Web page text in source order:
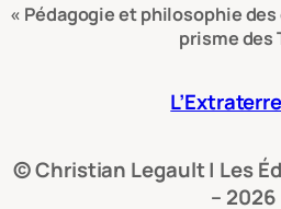
« Pédagogie et philosophie
prisme des
© Christian Legault | Les
– 2026